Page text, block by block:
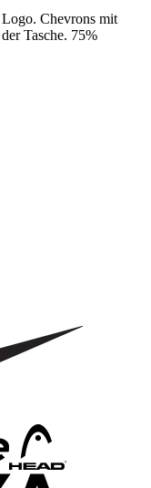
Chevrons mit
Tasche. 75%